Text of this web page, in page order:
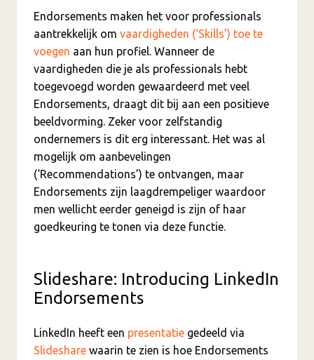
Endorsements maken het voor professionals
aantrekkelijk om vaardigheden (‘Skills’) toe te
voegen aan hun profiel. Wanneer de
vaardigheden die je als professionals hebt
toegevoegd worden gewaardeerd met veel
Endorsements, draagt dit bij aan een positieve
beeldvorming. Zeker voor zelfstandig
ondernemers is dit erg interessant. Het was al
mogelijk om aanbevelingen
(‘Recommendations’) te ontvangen, maar
Endorsements zijn laagdrempeliger waardoor
men wellicht eerder geneigd is zijn of haar
goedkeuring te tonen via deze functie.
Slideshare: Introducing LinkedIn
Endorsements
LinkedIn heeft een presentatie gedeeld via
Slideshare waarin te zien is hoe Endorsements